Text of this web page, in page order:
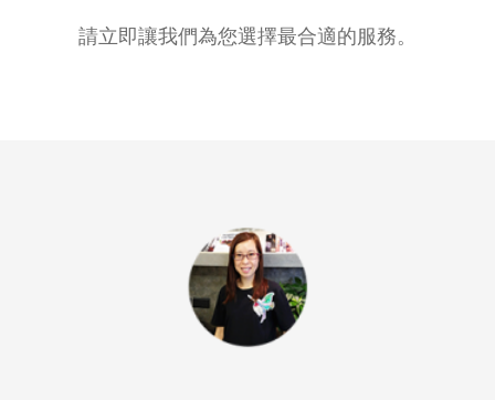
請立即讓我們為您選擇最合適的服務。